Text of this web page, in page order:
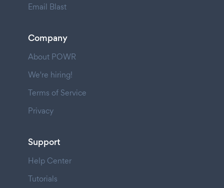
Email Blast
Company
About POWR
We're hiring!
Terms of Service
Privacy
Support
Help Center
Tutorials